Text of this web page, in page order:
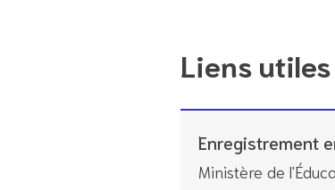
Liens utiles
Enregistrement
Ministère de